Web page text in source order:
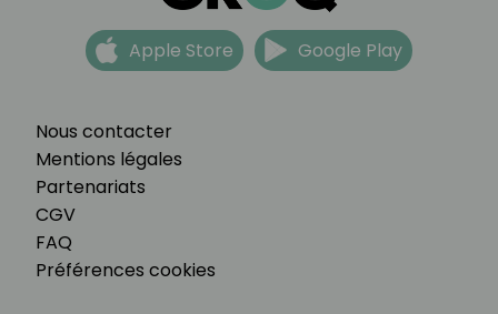
Nous contacter
Mentions légales
Partenariats
CGV
FAQ
Préférences cookies
Apple Store Google Play